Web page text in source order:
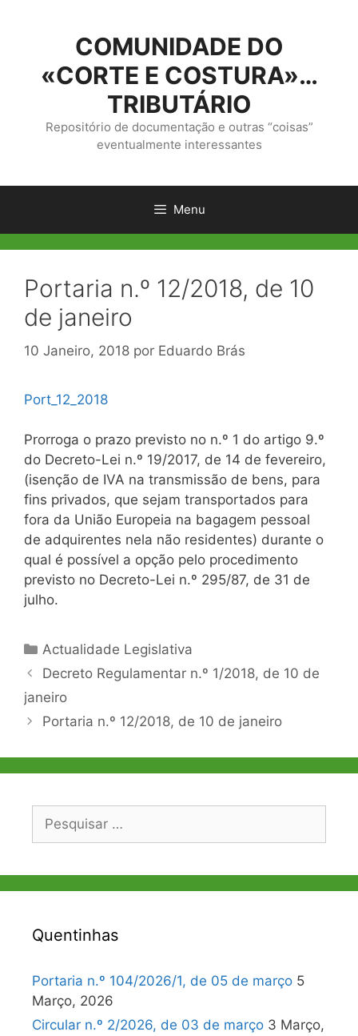
conteúdo
COMUNIDADE DO
«CORTE E COSTURA»…
TRIBUTÁRIO
Repositório de documentação e outras “coisas”
eventualmente interessantes
Menu
Portaria n.º 12/2018, de 10
de janeiro
10 Janeiro, 2018 por Eduardo Brás
Port_12_2018
Prorroga o prazo previsto no n.º 1 do artigo 9.º
do Decreto-Lei n.º 19/2017, de 14 de fevereiro,
(isenção de IVA na transmissão de bens, para
fins privados, que sejam transportados para
fora da União Europeia na bagagem pessoal
de adquirentes nela não residentes) durante o
qual é possível a opção pelo procedimento
previsto no Decreto-Lei n.º 295/87, de 31 de
julho.
Categorias
Actualidade Legislativa
Navegação
de
artigos
Decreto Regulamentar n.º 1/2018, de 10 de
janeiro
Portaria n.º 12/2018, de 10 de janeiro
Pesquisar
Quentinhas
Portaria n.º 104/2026/1, de 05 de março 5
Março, 2026
Circular n.º 2/2026, de 03 de março 3 Março,